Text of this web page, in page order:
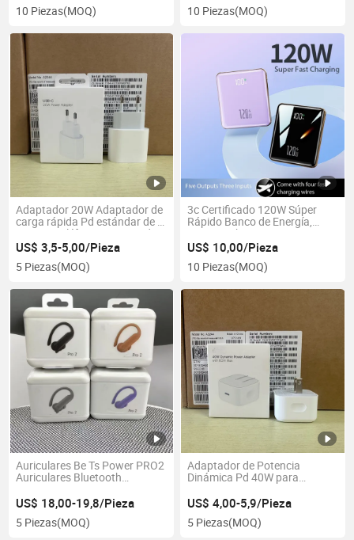
10 Piezas(MOQ) 10 Piezas(MOQ)
Adaptador 20W Adaptador de
carga rápida Pd estándar de la
UE para teléfono 14 Cargador
US$ 3,5-5,00/Pieza
5 Piezas(MOQ)
3c Certificado 120W Súper
Rápido Banco de Energía,
20000mAh
US$ 10,00/Pieza
10 Piezas(MOQ)
Auriculares Be Ts Power PRO2
Auriculares Bluetooth
2ND Generación de
Cancelación de Ruido Anc
Auriculares
US$ 18,00-19,8/Pieza
5 Piezas(MOQ)
Adaptador de Potencia
Dinámica Pd 40W para
Teléfono 17 Carga Rápida
US$ 4,00-5,9/Pieza
5 Piezas(MOQ)